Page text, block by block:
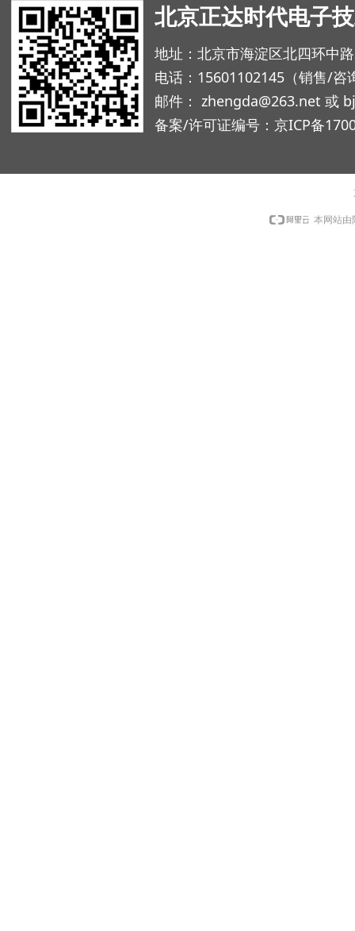
北京正达时代电子
地址：北京市海淀区北四环中
电话：15601102145（销售/咨
邮件： zhengda@263.net 或
备案/许可证编号： 京ICP备
本网站由